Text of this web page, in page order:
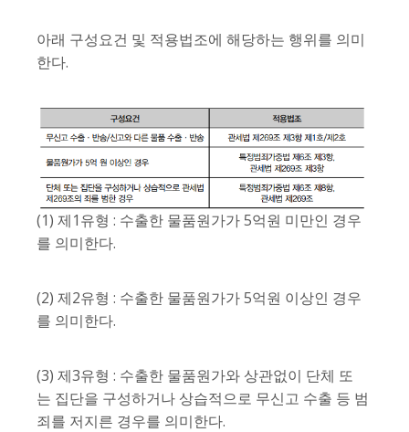
아래 구성요건 및 적용법조에 해당하는 행위를 의미
한다.
(1) 제1유형 : 수출한 물품원가가 5억원 미만인 경우
를 의미한다.
(2) 제2유형 : 수출한 물품원가가 5억원 이상인 경우
를 의미한다.
(3) 제3유형 : 수출한 물품원가와 상관없이 단체 또
는 집단을 구성하거나 상습적으로 무신고 수출 등 범
죄를 저지른 경우를 의미한다.